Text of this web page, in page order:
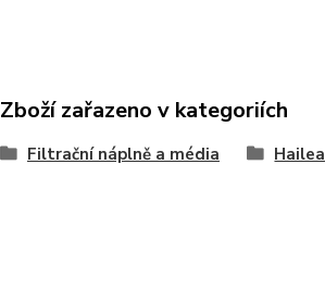
Zboží zařazeno v kategoriích
Filtrační náplně a média Hailea